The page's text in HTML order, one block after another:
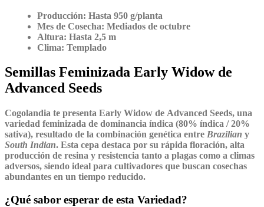
Producción: Hasta 950 g/planta
Mes de Cosecha: Mediados de octubre
Altura: Hasta 2,5 m
Clima: Templado
Semillas Feminizada Early Widow de
Advanced Seeds
Cogolandia te presenta Early Widow de Advanced Seeds, una
variedad feminizada de dominancia índica (80% índica / 20%
sativa), resultado de la combinación genética entre Brazilian y
South Indian. Esta cepa destaca por su rápida floración, alta
producción de resina y resistencia tanto a plagas como a climas
adversos, siendo ideal para cultivadores que buscan cosechas
abundantes en un tiempo reducido.
¿Qué sabor esperar de esta Variedad?